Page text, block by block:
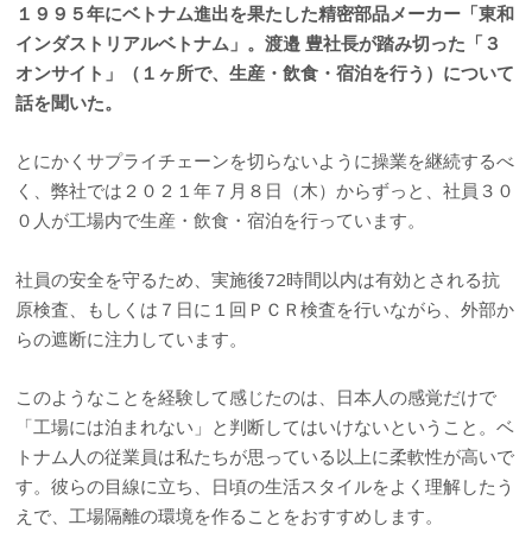
１９９５年にベトナム進出を果たした精密部品メーカー「東和
インダストリアルベトナム」。渡邉 豊社長が踏み切った「３
オンサイト」（１ヶ所で、生産・飲食・宿泊を行う）について
話を聞いた。
とにかくサプライチェーンを切らないように操業を継続するべ
く、弊社では２０２１年７月８日（木）からずっと、社員３０
０人が工場内で生産・飲食・宿泊を行っています。
社員の安全を守るため、実施後72時間以内は有効とされる抗
原検査、もしくは７日に１回ＰＣＲ検査を行いながら、外部か
らの遮断に注力しています。
このようなことを経験して感じたのは、日本人の感覚だけで
「工場には泊まれない」と判断してはいけないということ。ベ
トナム人の従業員は私たちが思っている以上に柔軟性が高いで
す。彼らの目線に立ち、日頃の生活スタイルをよく理解したう
えで、工場隔離の環境を作ることをおすすめします。